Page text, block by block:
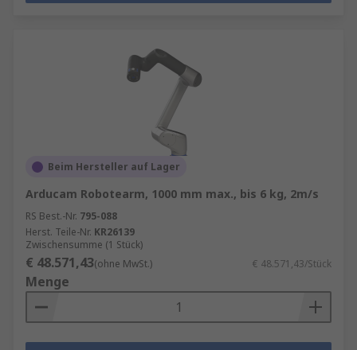
Beim Hersteller auf Lager
Arducam Robotearm, 1000 mm max., bis 6 kg, 2m/s
RS Best.-Nr. 795-088
Herst. Teile-Nr. KR26139
Zwischensumme (1 Stück)
€ 48.571,43(ohne MwSt.) € 48.571,43/Stück
Menge